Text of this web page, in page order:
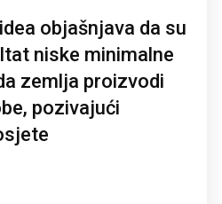
objašnjava da su
niske minimalne
zemlja proizvodi
pozivajući